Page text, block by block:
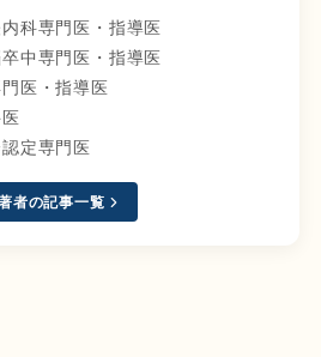
科専門医・指導医
中専門医・指導医
医・指導医
定専門医
者の記事一覧